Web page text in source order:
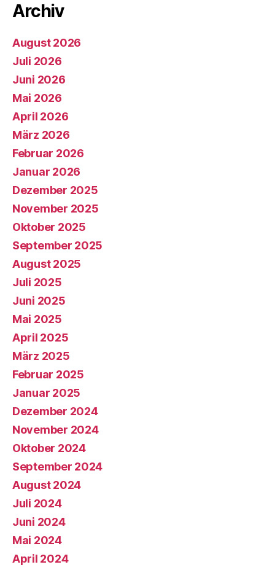
Archiv
August 2026
Juli 2026
Juni 2026
Mai 2026
April 2026
März 2026
Februar 2026
Januar 2026
Dezember 2025
November 2025
Oktober 2025
September 2025
August 2025
Juli 2025
Juni 2025
Mai 2025
April 2025
März 2025
Februar 2025
Januar 2025
Dezember 2024
November 2024
Oktober 2024
September 2024
August 2024
Juli 2024
Juni 2024
Mai 2024
April 2024